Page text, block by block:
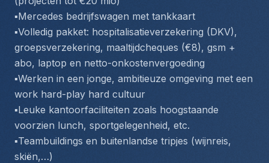
▪️Mercedes bedrijfswagen met tankkaart
▪️Volledig pakket: hospitalisatieverzekering (DKV),
groepsverzekering, maaltijdcheques (€8), gsm +
abo, laptop en netto-onkostenvergoeding
▪️Werken in een jonge, ambitieuze omgeving met een
work hard-play hard cultuur
▪️Leuke kantoorfaciliteiten zoals hoogstaande
voorzien lunch, sportgelegenheid, etc.
▪️Teambuildings en buitenlandse tripjes (wijnreis,
skiën,…)